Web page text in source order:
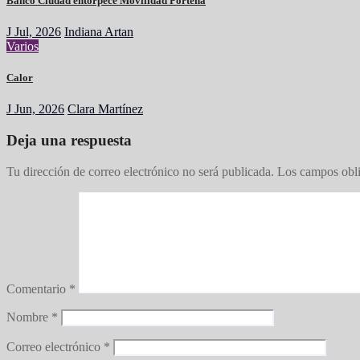
J Jul, 2026 Indiana Artan
Varios
Calor
J Jun, 2026 Clara Martínez
Deja una respuesta
Tu dirección de correo electrónico no será publicada. Los campos
Comentario *
Nombre *
Correo electrónico *